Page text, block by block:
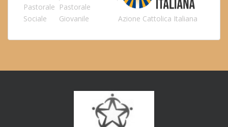
Pastorale
Sociale
Pastorale
Giovanile
Azione Cattolica Italiana